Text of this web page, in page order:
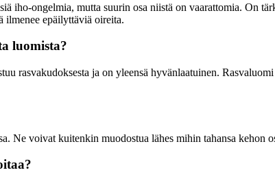
iho-ongelmia, mutta suurin osa niistä on vaarattomia. On
ilmenee epäilyttäviä oireita.
luomista?
rasvakudoksesta ja on yleensä hyvänlaatuinen.
Ne voivat kuitenkin muodostua lähes mihin tahansa kehon